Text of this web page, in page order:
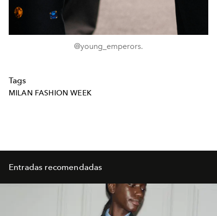
@young_emperors.
Tags
MILAN FASHION WEEK
Entradas recomendadas